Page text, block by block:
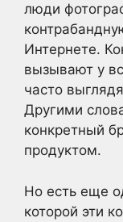
люди
Интернете.
вызывают у
часто
Другими
конкретный
продуктом.
Но есть еще
которой эти